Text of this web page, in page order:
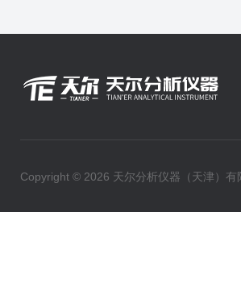
Copyright © 2026 天尔分析仪器（天津）